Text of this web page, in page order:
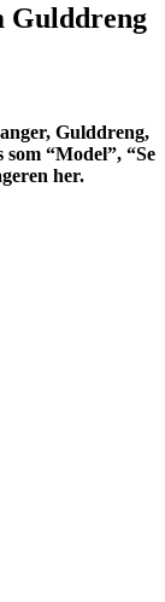
Gulddreng
Gulddreng,
“Model”, “Se
her.